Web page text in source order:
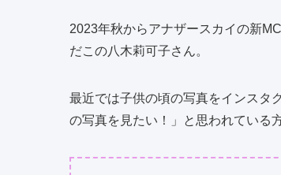
2023年秋からアナザースカイの新
だこの八木莉可子さん。
最近では子供の頃の写真をインスタ
の写真を見たい！」と思われている